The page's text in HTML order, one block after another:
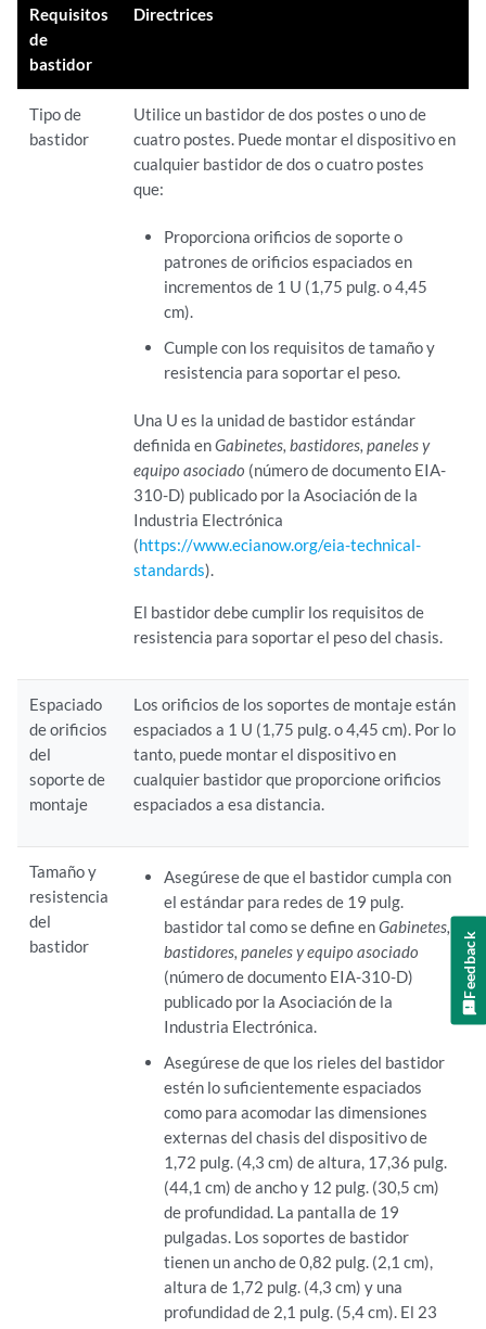
Requisitos
de
bastidor
Directrices
Tipo de
bastidor
Utilice un bastidor de dos postes o uno de
cuatro postes. Puede montar el dispositivo en
cualquier bastidor de dos o cuatro postes
que:
Proporciona orificios de soporte o
patrones de orificios espaciados en
incrementos de 1 U (1,75 pulg. o 4,45
cm).
Cumple con los requisitos de tamaño y
resistencia para soportar el peso.
Una U es la unidad de bastidor estándar
definida enGabinetes, bastidores, paneles y
equipo asociado (número de documento EIA-
310-D) publicado por la Asociación de la
Industria Electrónica
(https://www.ecianow.org/eia-technical-
standards).
El bastidor debe cumplir los requisitos de
resistencia para soportar el peso del chasis.
Espaciado
de orificios
del
soporte de
montaje
Los orificios de los soportes de montaje están
espaciados a 1 U (1,75 pulg. o 4,45 cm). Por lo
tanto, puede montar el dispositivo en
cualquier bastidor que proporcione orificios
espaciados a esa distancia.
Tamaño y
resistencia
del
bastidor
Asegúrese de que el bastidor cumpla con
el estándar para redes de 19 pulg.
bastidor tal como se define enGabinetes,
bastidores, paneles y equipo asociado
(número de documento EIA-310-D)
publicado por la Asociación de la
Industria Electrónica.
Asegúrese de que los rieles del bastidor
estén lo suficientemente espaciados
como para acomodar las dimensiones
externas del chasis del dispositivo de
1,72 pulg. (4,3 cm) de altura, 17,36 pulg.
(44,1 cm) de ancho y 12 pulg. (30,5 cm)
de profundidad. La pantalla de 19
pulgadas. Los soportes de bastidor
tienen un ancho de 0,82 pulg. (2,1 cm),
altura de 1,72 pulg. (4,3 cm) y una
profundidad de 2,1 pulg. (5,4 cm). El 23
Feedback